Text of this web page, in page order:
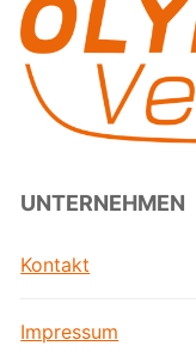
UNTERNEHMEN
Kontakt
Impressum